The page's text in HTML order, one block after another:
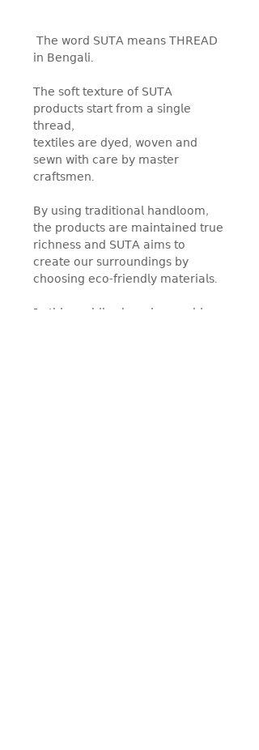
⁡ 𝖳𝗁𝖾 𝗐𝗈𝗋𝖽 𝖲𝖴𝖳𝖠 𝗆𝖾𝖺𝗇𝗌 𝖳𝖧𝖱𝖤𝖠𝖣
𝗂𝗇 𝖡𝖾𝗇𝗀𝖺𝗅𝗂.
𝖳𝗁𝖾 𝗌𝗈𝖿𝗍 𝗍𝖾𝗑𝗍𝗎𝗋𝖾 𝗈𝖿 𝖲𝖴𝖳𝖠
𝗉𝗋𝗈𝖽𝗎𝖼𝗍𝗌 𝗌𝗍𝖺𝗋𝗍 𝖿𝗋𝗈𝗆 𝖺 𝗌𝗂𝗇𝗀𝗅𝖾
𝗍𝗁𝗋𝖾𝖺𝖽,
𝗍𝖾𝗑𝗍𝗂𝗅𝖾𝗌 𝖺𝗋𝖾 𝖽𝗒𝖾𝖽, 𝗐𝗈𝗏𝖾𝗇 𝖺𝗇𝖽
𝗌𝖾𝗐𝗇 𝗐𝗂𝗍𝗁 𝖼𝖺𝗋𝖾 𝖻𝗒 𝗆𝖺𝗌𝗍𝖾𝗋
𝖼𝗋𝖺𝖿𝗍𝗌𝗆𝖾𝗇.
𝖡𝗒 𝗎𝗌𝗂𝗇𝗀 𝗍𝗋𝖺𝖽𝗂𝗍𝗂𝗈𝗇𝖺𝗅 𝗁𝖺𝗇𝖽𝗅𝗈𝗈𝗆,
𝗍𝗁𝖾 𝗉𝗋𝗈𝖽𝗎𝖼𝗍𝗌 𝖺𝗋𝖾 𝗆𝖺𝗂𝗇𝗍𝖺𝗂𝗇𝖾𝖽 𝗍𝗋𝗎𝖾
𝗋𝗂𝖼𝗁𝗇𝖾𝗌𝗌 𝖺𝗇𝖽 𝖲𝖴𝖳𝖠 𝖺𝗂𝗆𝗌 𝗍𝗈
𝖼𝗋𝖾𝖺𝗍𝖾 𝗈𝗎𝗋 𝗌𝗎𝗋𝗋𝗈𝗎𝗇𝖽𝗂𝗇𝗀𝗌 𝖻𝗒
𝖼𝗁𝗈𝗈𝗌𝗂𝗇𝗀 𝖾𝖼𝗈-𝖿𝗋𝗂𝖾𝗇𝖽𝗅𝗒 𝗆𝖺𝗍𝖾𝗋𝗂𝖺𝗅𝗌.
𝖨𝗇 𝗍𝗁𝗂𝗌 𝗋𝖺𝗉𝗂𝖽𝗅𝗒 𝖼𝗁𝖺𝗇𝗀𝗂𝗇𝗀 𝗐𝗈𝗋𝗅𝖽,